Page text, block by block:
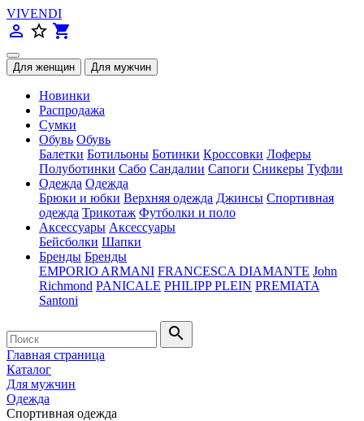
VIVENDI
person_outline star_border shopping_cart
Новинки
Распродажа
Сумки
Обувь Обувь
Балетки Ботильоны Ботинки Кроссовки Лоферы
Полуботинки Сабо Сандалии Сапоги Сникеры Туфли
Одежда Одежда
Брюки и юбки Верхняя одежда Джинсы Спортивная
одежда Трикотаж Футболки и поло
Аксессуары Аксессуары
Бейсболки Шапки
Бренды Бренды
EMPORIO ARMANI FRANCESCA DIAMANTE John
Richmond PANICALE PHILIPP PLEIN PREMIATA
Santoni
search
Главная страница
Каталог
Для мужчин
Одежда
Спортивная одежда